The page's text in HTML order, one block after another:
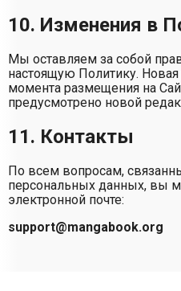
10. Изменения в
Мы оставляем за собой
настоящую Политику. Новая
момента размещения на
предусмотрено новой
11. Контакты
По всем вопросам,
персональных данных, вы
электронной почте:
support@mangabook.org